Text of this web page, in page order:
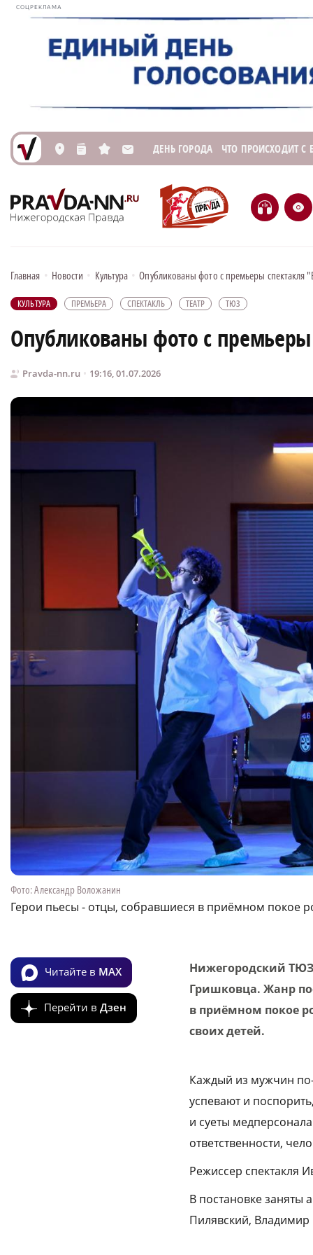
СОЦРЕКЛАМА
L n s M ДЕНЬ ГОРОДА ЧТО ПРОИСХОДИТ С
H e
Главная • Новости • Культура • Опубликованы фото с премьеры
КУЛЬТУРА ПРЕМЬЕРА СПЕКТАКЛЬ ТЕАТР ТЮЗ
Опубликованы фото с
Pravda-nn.ru 19:16, 01.07.2026
Фото: Александр Воложанин
Герои пьесы - отцы, собравшиеся в приёмном покое
Читайте в MAX
Перейти в Дзен
Нижегородский ТЮЗ
Гришковца. Жанр
в приёмном покое
своих детей.
Каждый из мужчин
успевают и
и суеты
ответственности,
Режиссер спектакля
В постановке заняты
Пилявский,